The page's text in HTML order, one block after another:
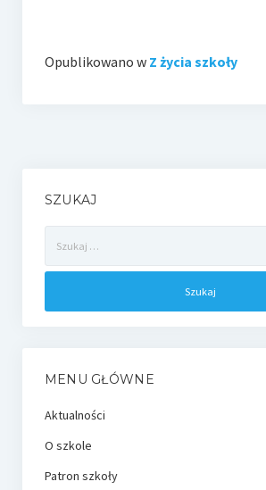
Opublikowano w Z życia szkoły
SZUKAJ
MENU GŁÓWNE
Aktualności
O szkole
Patron szkoły